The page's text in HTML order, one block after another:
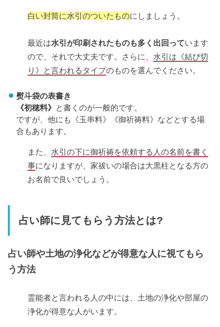
白い封筒に水引のついたものにしましょう。
最近は水引が印刷されたものも多く出回っています
ので、それで大丈夫です。さらに、 水引は《結び切
り》と言われるタイプのものを選んでください。
熨斗袋の表書き
《初穂料》 と書くのが一般的です。
ですが、他にも《玉串料》《御祈祷料》などとする場
合もあります。
また、 水引の下に御祈祷を依頼する人の名前を書く
事になりますが、家祓いの場合は大黒柱となる方の
お名前で良いでしょう。
占い師に見てもらう方法とは?
占い師や土地の浄化などが得意な人に視てもら
う方法
霊能者と言われる人の中には、土地の浄化や部屋の
浄化が得意な人がいます。